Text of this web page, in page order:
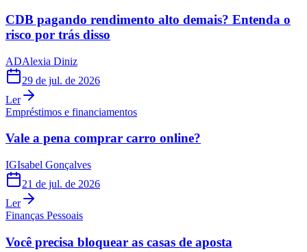
CDB pagando rendimento alto demais? Entenda o
risco por trás disso
ADAlexia Diniz
29 de jul. de 2026
Ler
Empréstimos e financiamentos
Vale a pena comprar carro online?
IGIsabel Gonçalves
21 de jul. de 2026
Ler
Finanças Pessoais
Você precisa bloquear as casas de aposta